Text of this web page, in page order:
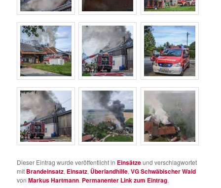
Dieser Eintrag wurde veröffentlicht in Einsätzeund verschlagwortet
mit Brandeinsatz, Einsatz, Überlandhilfe,VG Schwäbischer Wald
vonMarkus Hartmann. Permanenter Link zum Eintrag.